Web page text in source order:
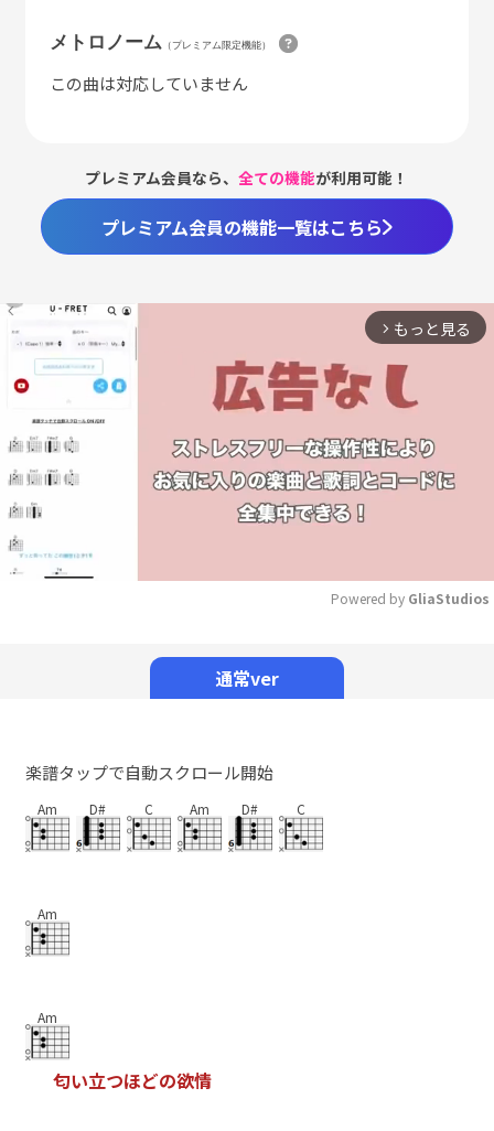
メトロノーム （プレミアム限定機能）
この曲は対応していません
プレミアム会員なら、全ての機能が利用可能！
プレミアム会員の機能一覧はこちら
arrow_forward_ios もっと見る
Powered by GliaStudios
通常ver
楽譜タップで自動スクロール開始
Am D# C Am D# C
Am
Am
匂い立つほどの欲情